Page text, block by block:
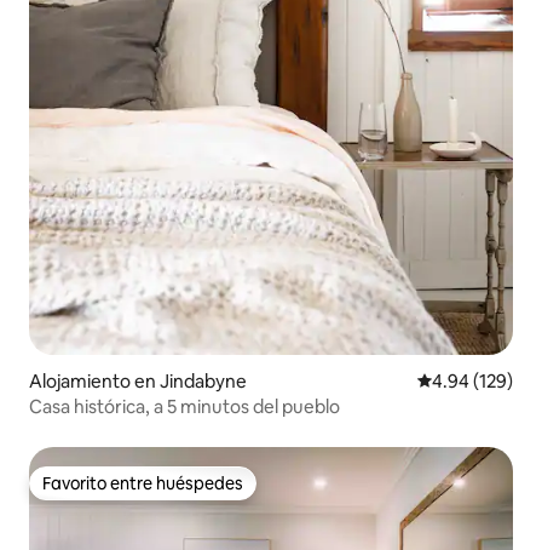
Alojamiento en Jindabyne Calificación
4.94 (129)
Casa histórica, a 5 minutos del pueblo
Favorito entre huéspedes
Favorito entre huéspedes